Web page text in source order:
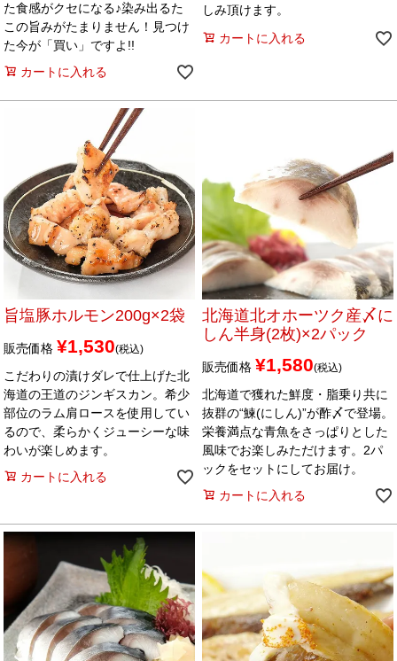
た食感がクセになる♪染み出るた
この旨みがたまりません！見つけ
た今が「買い」ですよ!!
カートに入れる
しみ頂けます。
カートに入れる
旨塩豚ホルモン200g×2袋
販売価格 ¥1,530 税込
こだわりの漬けダレで仕上げた北
海道の王道のジンギスカン。希少
部位のラム肩ロースを使用してい
るので、柔らかくジューシーな味
わいが楽しめます。
カートに入れる
北海道北オホーツク産〆に
しん半身(2枚)×2パック
販売価格 ¥1,580 税込
北海道で獲れた鮮度・脂乗り共に
抜群の“鰊(にしん)”が酢〆で登場。
栄養満点な青魚をさっぱりとした
風味でお楽しみただけます。2パ
ックをセットにしてお届け。
カートに入れる